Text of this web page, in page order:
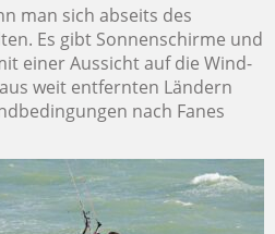
man sich abseits des
Es gibt Sonnenschirme und
einer Aussicht auf die Wind-
weit entfernten Ländern
nach Fanes